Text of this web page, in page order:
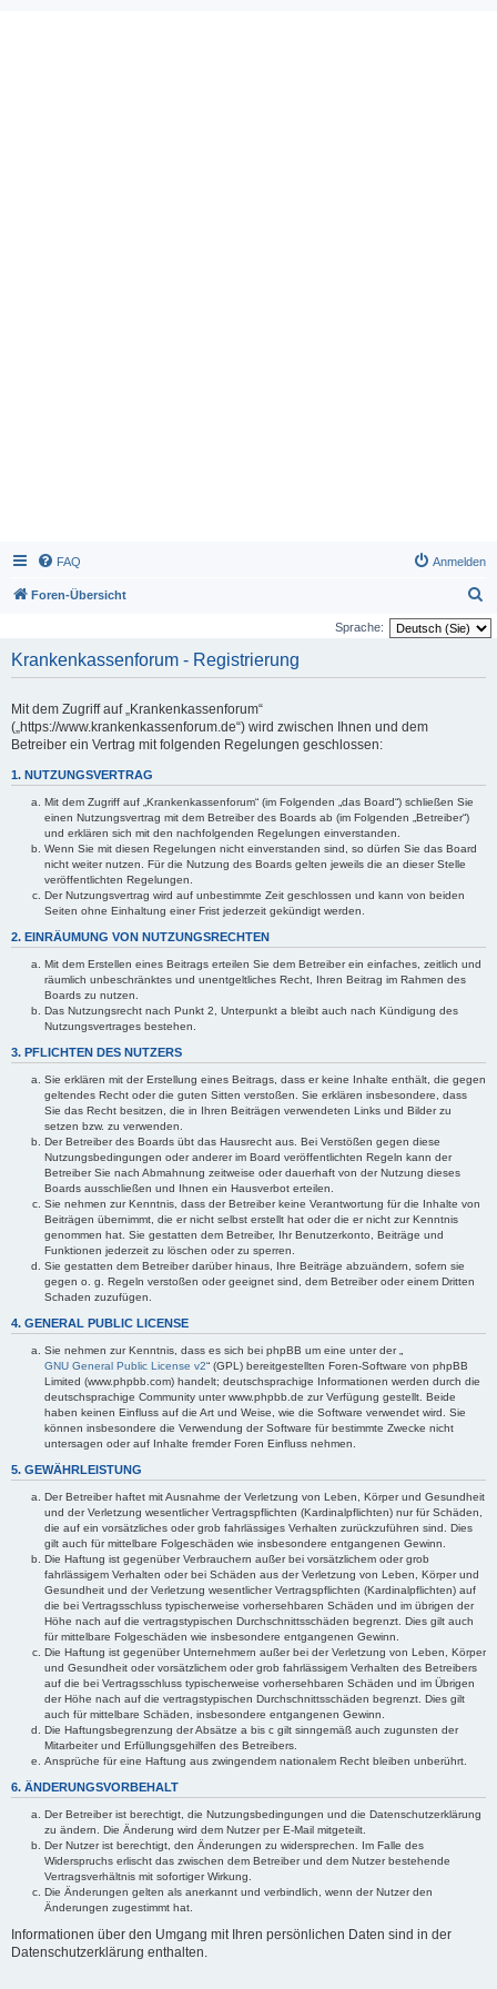
FAQ Anmelden
Foren-Übersicht
u
Sprache:
Krankenkassenforum - Registrierung
Mit dem Zugriff auf „Krankenkassenforum“
(„https://www.krankenkassenforum.de“) wird zwischen Ihnen und dem
Betreiber ein Vertrag mit folgenden Regelungen geschlossen:
1. NUTZUNGSVERTRAG
Mit dem Zugriff auf „Krankenkassenforum“ (im Folgenden „das Board“) schließen Sie
einen Nutzungsvertrag mit dem Betreiber des Boards ab (im Folgenden „Betreiber“)
und erklären sich mit den nachfolgenden Regelungen einverstanden.
Wenn Sie mit diesen Regelungen nicht einverstanden sind, so dürfen Sie das Board
nicht weiter nutzen. Für die Nutzung des Boards gelten jeweils die an dieser Stelle
veröffentlichten Regelungen.
Der Nutzungsvertrag wird auf unbestimmte Zeit geschlossen und kann von beiden
Seiten ohne Einhaltung einer Frist jederzeit gekündigt werden.
2. EINRÄUMUNG VON NUTZUNGSRECHTEN
Mit dem Erstellen eines Beitrags erteilen Sie dem Betreiber ein einfaches, zeitlich und
räumlich unbeschränktes und unentgeltliches Recht, Ihren Beitrag im Rahmen des
Boards zu nutzen.
Das Nutzungsrecht nach Punkt 2, Unterpunkt a bleibt auch nach Kündigung des
Nutzungsvertrages bestehen.
3. PFLICHTEN DES NUTZERS
Sie erklären mit der Erstellung eines Beitrags, dass er keine Inhalte enthält, die gegen
geltendes Recht oder die guten Sitten verstoßen. Sie erklären insbesondere, dass
Sie das Recht besitzen, die in Ihren Beiträgen verwendeten Links und Bilder zu
setzen bzw. zu verwenden.
Der Betreiber des Boards übt das Hausrecht aus. Bei Verstößen gegen diese
Nutzungsbedingungen oder anderer im Board veröffentlichten Regeln kann der
Betreiber Sie nach Abmahnung zeitweise oder dauerhaft von der Nutzung dieses
Boards ausschließen und Ihnen ein Hausverbot erteilen.
Sie nehmen zur Kenntnis, dass der Betreiber keine Verantwortung für die Inhalte von
Beiträgen übernimmt, die er nicht selbst erstellt hat oder die er nicht zur Kenntnis
genommen hat. Sie gestatten dem Betreiber, Ihr Benutzerkonto, Beiträge und
Funktionen jederzeit zu löschen oder zu sperren.
Sie gestatten dem Betreiber darüber hinaus, Ihre Beiträge abzuändern, sofern sie
gegen o. g. Regeln verstoßen oder geeignet sind, dem Betreiber oder einem Dritten
Schaden zuzufügen.
4. GENERAL PUBLIC LICENSE
Sie nehmen zur Kenntnis, dass es sich bei phpBB um eine unter der „
GNU General Public License v2“ (GPL) bereitgestellten Foren-Software von phpBB
Limited (www.phpbb.com) handelt; deutschsprachige Informationen werden durch die
deutschsprachige Community unter www.phpbb.de zur Verfügung gestellt. Beide
haben keinen Einfluss auf die Art und Weise, wie die Software verwendet wird. Sie
können insbesondere die Verwendung der Software für bestimmte Zwecke nicht
untersagen oder auf Inhalte fremder Foren Einfluss nehmen.
5. GEWÄHRLEISTUNG
Der Betreiber haftet mit Ausnahme der Verletzung von Leben, Körper und Gesundheit
und der Verletzung wesentlicher Vertragspflichten (Kardinalpflichten) nur für Schäden,
die auf ein vorsätzliches oder grob fahrlässiges Verhalten zurückzuführen sind. Dies
gilt auch für mittelbare Folgeschäden wie insbesondere entgangenen Gewinn.
Die Haftung ist gegenüber Verbrauchern außer bei vorsätzlichem oder grob
fahrlässigem Verhalten oder bei Schäden aus der Verletzung von Leben, Körper und
Gesundheit und der Verletzung wesentlicher Vertragspflichten (Kardinalpflichten) auf
die bei Vertragsschluss typischerweise vorhersehbaren Schäden und im übrigen der
Höhe nach auf die vertragstypischen Durchschnittsschäden begrenzt. Dies gilt auch
für mittelbare Folgeschäden wie insbesondere entgangenen Gewinn.
Die Haftung ist gegenüber Unternehmern außer bei der Verletzung von Leben, Körper
und Gesundheit oder vorsätzlichem oder grob fahrlässigem Verhalten des Betreibers
auf die bei Vertragsschluss typischerweise vorhersehbaren Schäden und im Übrigen
der Höhe nach auf die vertragstypischen Durchschnittsschäden begrenzt. Dies gilt
auch für mittelbare Schäden, insbesondere entgangenen Gewinn.
Die Haftungsbegrenzung der Absätze a bis c gilt sinngemäß auch zugunsten der
Mitarbeiter und Erfüllungsgehilfen des Betreibers.
Ansprüche für eine Haftung aus zwingendem nationalem Recht bleiben unberührt.
6. ÄNDERUNGSVORBEHALT
Der Betreiber ist berechtigt, die Nutzungsbedingungen und die Datenschutzerklärung
zu ändern. Die Änderung wird dem Nutzer per E-Mail mitgeteilt.
Der Nutzer ist berechtigt, den Änderungen zu widersprechen. Im Falle des
Widerspruchs erlischt das zwischen dem Betreiber und dem Nutzer bestehende
Vertragsverhältnis mit sofortiger Wirkung.
Die Änderungen gelten als anerkannt und verbindlich, wenn der Nutzer den
Änderungen zugestimmt hat.
Informationen über den Umgang mit Ihren persönlichen Daten sind in der
Datenschutzerklärung enthalten.